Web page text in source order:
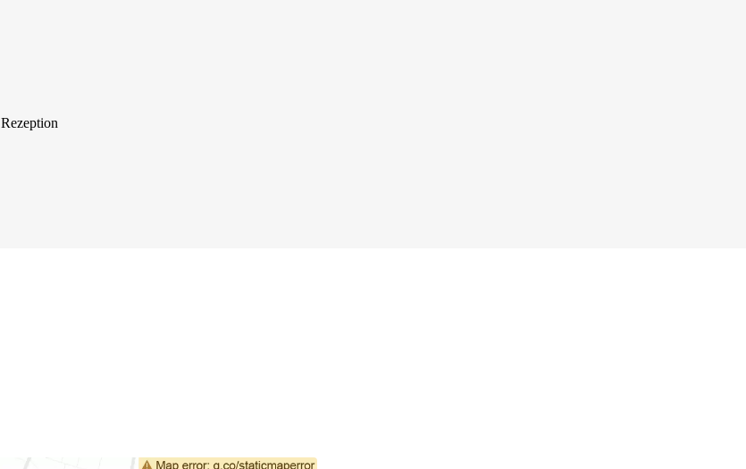
Rezeption